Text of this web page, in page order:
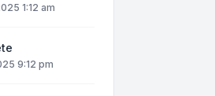
1:12 am
9:12 pm